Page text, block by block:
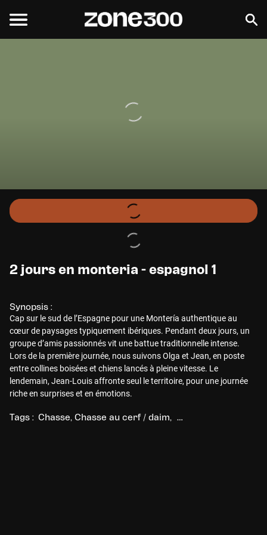
2 jours en monteria - espagnol 1
Synopsis :
Cap sur le sud de l’Espagne pour une Montería authentique au
cœur de paysages typiquement ibériques. Pendant deux jours, un
groupe d’amis passionnés vit une battue traditionnelle intense.
Lors de la première journée, nous suivons Olga et Jean, en poste
entre collines boisées et chiens lancés à pleine vitesse. Le
lendemain, Jean-Louis affronte seul le territoire, pour une journée
riche en surprises et en émotions.
Tags : Chasse Chasse au cerf / daim Chasse au grand